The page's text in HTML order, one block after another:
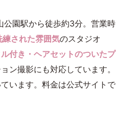
園駅から徒歩約3分。営業時
練された雰囲気のスタジオ
付き・ヘアセットのついたプ
ン撮影にも対応しています。
います。料金は公式サイトで